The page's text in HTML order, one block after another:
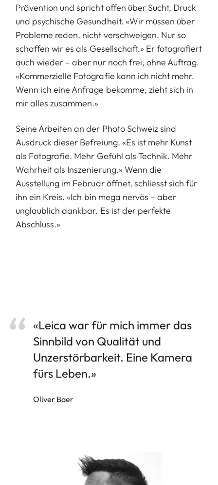
Prävention und spricht offen über Sucht, Druck
und psychische Gesundheit. «Wir müssen über
Probleme reden, nicht verschweigen. Nur so
schaffen wir es als Gesellschaft.» Er fotografiert
auch wieder – aber nur noch frei, ohne Auftrag.
«Kommerzielle Fotografie kann ich nicht mehr.
Wenn ich eine Anfrage bekomme, zieht sich in
mir alles zusammen.»
Seine Arbeiten an der Photo Schweiz sind
Ausdruck dieser Befreiung. «Es ist mehr Kunst
als Fotografie. Mehr Gefühl als Technik. Mehr
Wahrheit als Inszenierung.» Wenn die
Ausstellung im Februar öffnet, schliesst sich für
ihn ein Kreis. «Ich bin mega nervös – aber
unglaublich dankbar. Es ist der perfekte
Abschluss.»
«Leica war für mich immer das
Sinnbild von Qualität und
Unzerstörbarkeit. Eine Kamera
fürs Leben.»
Oliver Baer